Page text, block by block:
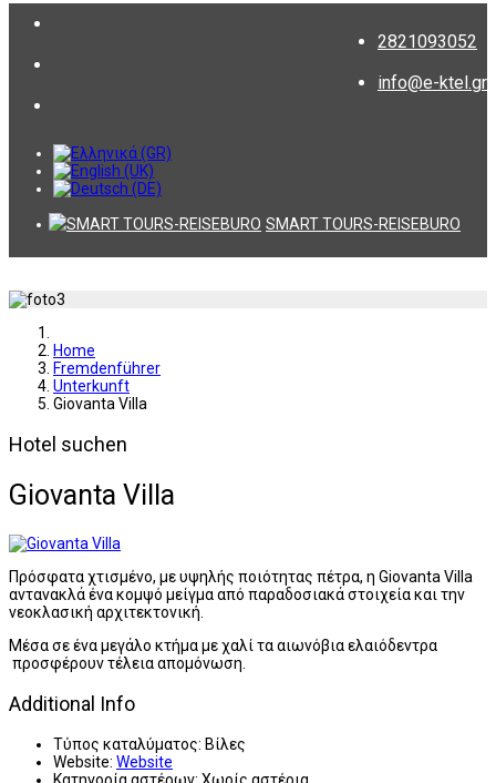
2821093052
info@e-ktel.gr
SMART TOURS-REISEBURO
Home
Fremdenführer
Unterkunft
Giovanta Villa
Hotel suchen
Giovanta Villa
Πρόσφατα χτισμένο, με υψηλής ποιότητας πέτρα, η Giovanta Villa
αντανακλά ένα κομψό μείγμα από παραδοσιακά στοιχεία και την
νεοκλασική αρχιτεκτονική.
Μέσα σε ένα μεγάλο κτήμα με χαλί τα αιωνόβια ελαιόδεντρα
προσφέρουν τέλεια απομόνωση.
Additional Info
Τύπος καταλύματος: Βίλες
Website: Website
Κατηγορία αστέρων: Χωρίς αστέρια